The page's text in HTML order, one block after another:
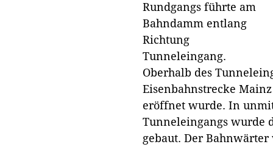
Rundgangs führte am
Bahndamm entlang
Richtung
Tunneleingang.
Oberhalb des
Eisenbahnstrecke
eröffnet wurde. In
Tunneleingangs wurde
gebaut. Der